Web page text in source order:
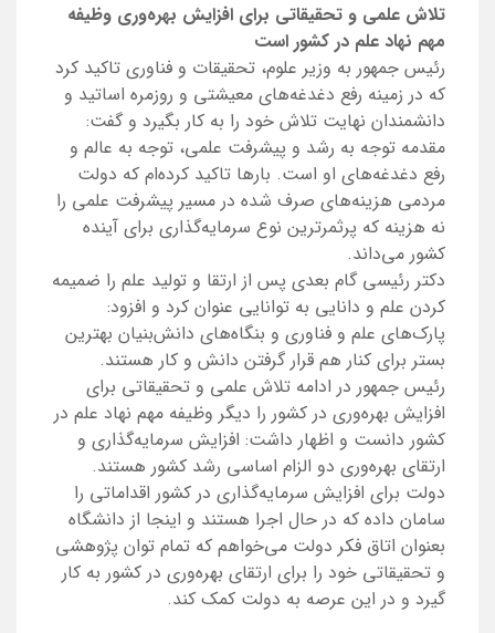
تلاش علمی و تحقیقاتی برای افزایش بهره‌وری وظیفه
مهم نهاد علم در کشور است
رئیس جمهور به وزیر علوم‌، تحقیقات و فناوری تاکید کرد
که در زمینه رفع دغدغه‌های معیشتی و روزمره اساتید و
دانشمندان نهایت تلاش خود را به کار بگیرد و گفت:‌
مقدمه توجه به رشد و پیشرفت علمی، توجه به عالم و
رفع دغدغه‌های او است. بارها تاکید کرده‌ام که دولت
مردمی هزینه‌های صرف شده در مسیر پیشرفت علمی را
نه هزینه که پرثمرترین نوع سرمایه‌گذاری برای آینده
کشور می‌داند.
دکتر رئیسی گام بعدی پس از ارتقا و تولید علم را ضمیمه
کردن علم و دانایی به توانایی عنوان کرد و افزود:
پارک‌های علم و فناوری و بنگاه‌های دانش‌بنیان بهترین
بستر برای کنار هم قرار گرفتن دانش و کار هستند.
رئیس جمهور در ادامه تلاش علمی و تحقیقاتی برای
افزایش بهره‌وری در کشور را دیگر وظیفه مهم نهاد علم در
کشور دانست و اظهار داشت: افزایش سرمایه‌گذاری و
ارتقای بهره‌وری دو الزام اساسی رشد کشور هستند.
دولت برای افزایش سرمایه‌گذاری در کشور اقداماتی را
سامان داده که در حال اجرا هستند و اینجا از دانشگاه
بعنوان اتاق فکر دولت می‌خواهم که تمام توان پژوهشی
و تحقیقاتی خود را برای ارتقای بهره‌وری در کشور به کار
گیرد و در این عرصه به دولت کمک کند.